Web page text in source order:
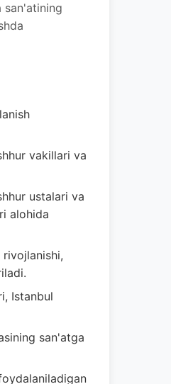
san'atining
vakillari va
ustalari va
alohida
Istanbul
san'atga